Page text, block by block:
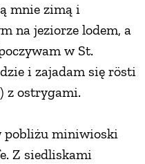
mnie zimą i
na jeziorze lodem, a
w St.
i zajadam się rösti
z ostrygami.
pobliżu miniwioski
Z siedliskami